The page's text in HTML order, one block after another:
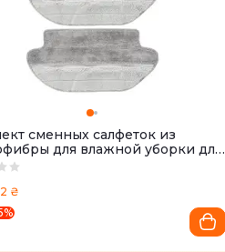
сменных салфеток из
для влажной уборки для
пылесосов Viomi V2
2 ₴
%